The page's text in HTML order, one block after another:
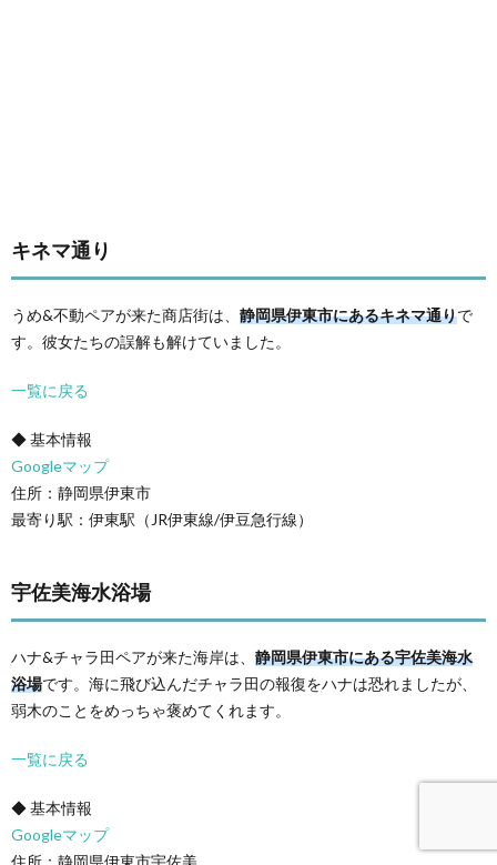
キネマ通り
うめ&不動ペアが来た商店街は、 静岡県伊東市にあるキネマ通りで
す。彼女たちの誤解も解けていました。
一覧に戻る
◆ 基本情報
Googleマップ
住所：静岡県伊東市
最寄り駅：伊東駅（JR伊東線/伊豆急行線）
宇佐美海水浴場
ハナ&チャラ田ペアが来た海岸は、 静岡県伊東市にある宇佐美海水
浴場です。海に飛び込んだチャラ田の報復をハナは恐れましたが、
弱木のことをめっちゃ褒めてくれます。
一覧に戻る
◆ 基本情報
Googleマップ
住所：静岡県伊東市宇佐美